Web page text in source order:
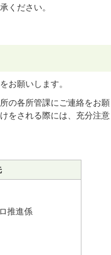
ください。
お願いします。
の各所管課にご連絡をお願
をされる際には、充分注意
推進係